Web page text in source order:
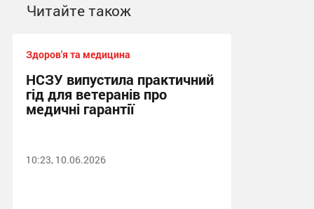
Читайте також
Здоров'я та медицина
НСЗУ випустила практичний
гід для ветеранів про
медичні гарантії
10:23, 10.06.2026